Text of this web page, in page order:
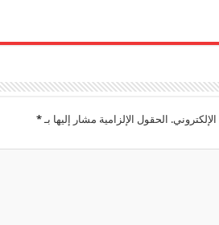
الحقول الإلزامية مشار إليها بـ*